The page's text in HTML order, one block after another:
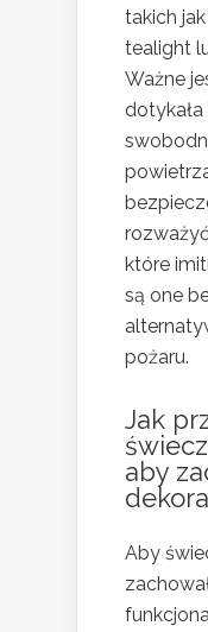
takich
tealight
Ważne
dotykała
które
są one
pożaru.
Jak
aby
Aby